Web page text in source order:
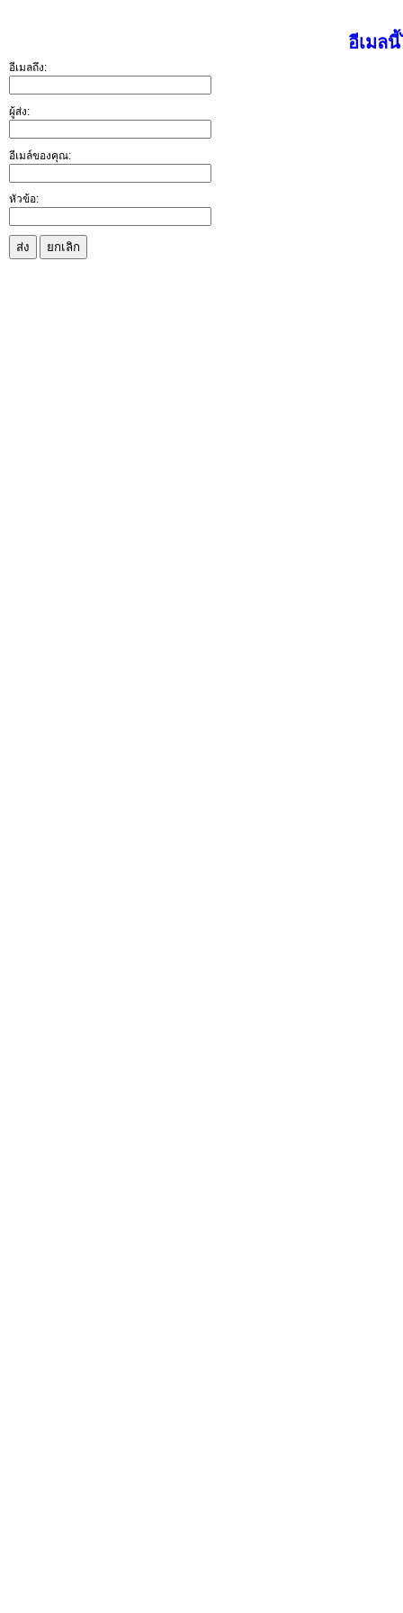
อีเมล
อีเมลถึง:
ผู้ส่ง:
อีเมล์ของคุณ:
หัวข้อ:
ส่ง ยกเลิก